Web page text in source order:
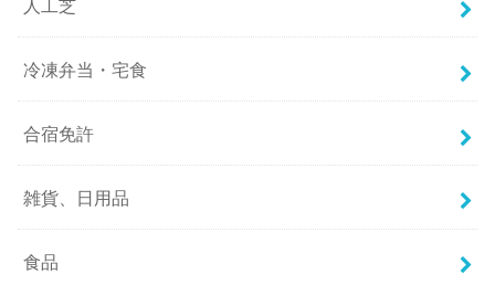
人工芝
冷凍弁当・宅食
合宿免許
雑貨、日用品
食品